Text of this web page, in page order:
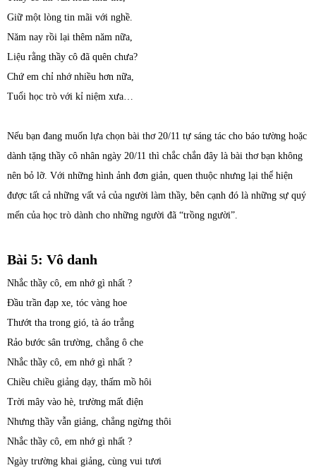
Giữ một lòng tin mãi với nghề.
Năm nay rồi lại thêm năm nữa,
Liệu rằng thầy cô đã quên chưa?
Chứ em chỉ nhớ nhiều hơn nữa,
Tuổi học trò với kỉ niệm xưa…
Nếu bạn đang muốn lựa chọn bài thơ 20/11 tự sáng tác cho báo tường hoặc
dành tặng thầy cô nhân ngày 20/11 thì chắc chắn đây là bài thơ bạn không
nên bỏ lỡ. Với những hình ảnh đơn giản, quen thuộc nhưng lại thể hiện
được tất cả những vất vả của người làm thầy, bên cạnh đó là những sự quý
mến của học trò dành cho những người đã “trồng người”.
Bài 5: Vô danh
Nhắc thầy cô, em nhớ gì nhất ?
Đầu trần đạp xe, tóc vàng hoe
Thướt tha trong gió, tà áo trắng
Rảo bước sân trường, chẳng ô che
Nhắc thầy cô, em nhớ gì nhất ?
Chiều chiều giảng dạy, thấm mồ hôi
Trời mây vào hè, trường mất điện
Nhưng thầy vẫn giảng, chẳng ngừng thôi
Nhắc thầy cô, em nhớ gì nhất ?
Ngày trường khai giảng, cùng vui tươi